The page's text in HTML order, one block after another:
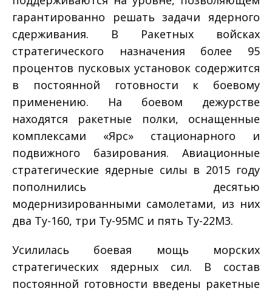
гарантированно решать задачи ядерного
сдерживания. В Ракетных войсках
стратегического назначения более 95
процентов пусковых установок содержится
в постоянной готовности к боевому
применению. На боевом дежурстве
находятся ракетные полки, оснащенные
комплексами «Ярс» стационарного и
подвижного базирования. Авиационные
стратегические ядерные силы в 2015 году
пополнились десятью
модернизированными самолетами, из них
два Ту­-160, три Ту­-95МС и пять Ту-­22М3.
Усилилась боевая мощь морских
стратегических ядерных сил. В состав
постоянной готовности введены ракетные